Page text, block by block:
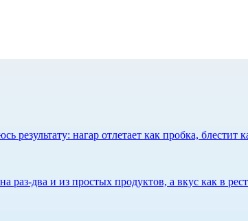
результату: нагар отлетает как пробка, блестит
раз-два и из простых продуктов, а вкус как в